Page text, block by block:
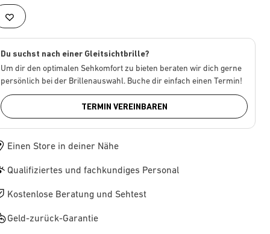
Du suchst nach einer Gleitsichtbrille?
Um dir den optimalen Sehkomfort zu bieten beraten wir dich gerne
persönlich bei der Brillenauswahl. Buche dir einfach einen Termin!
TERMIN VEREINBAREN
Einen Store in deiner Nähe
Qualifiziertes und fachkundiges Personal
Kostenlose Beratung und Sehtest
Geld-zurück-Garantie